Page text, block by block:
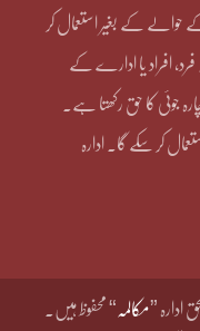
حوالے کے بغیر استعمال کر
افراد یا ادارے کے
جوئی کا حق رکھتا ہے۔
کر سکے گا۔ ادارہ
ادارہ ”مکالمہ “ محفوظ ہیں۔